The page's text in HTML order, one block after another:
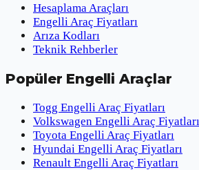
Hesaplama Araçları
Engelli Araç Fiyatları
Arıza Kodları
Teknik Rehberler
Popüler Engelli Araçlar
Togg Engelli Araç Fiyatları
Volkswagen Engelli Araç Fiyatları
Toyota Engelli Araç Fiyatları
Hyundai Engelli Araç Fiyatları
Renault Engelli Araç Fiyatları